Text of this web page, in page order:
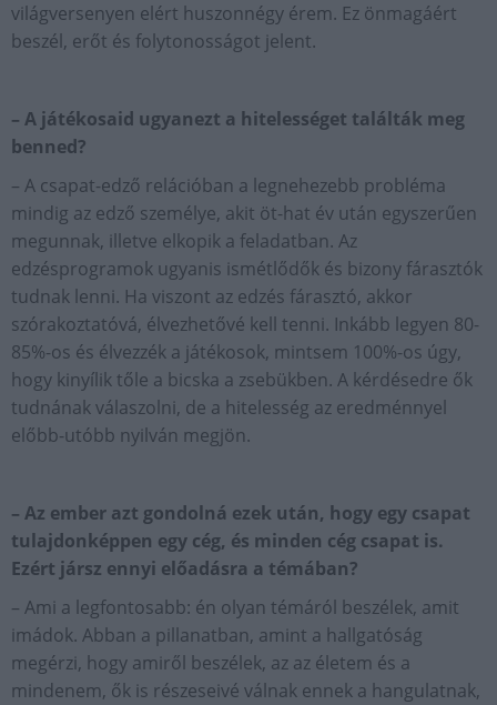
világversenyen elért huszonnégy érem. Ez önmagáért
beszél, erőt és folytonosságot jelent.
– A játékosaid ugyanezt a hitelességet találták meg
benned?
– A csapat-edző relációban a legnehezebb probléma
mindig az edző személye, akit öt-hat év után egyszerűen
megunnak, illetve elkopik a feladatban. Az
edzésprogramok ugyanis ismétlődők és bizony fárasztók
tudnak lenni. Ha viszont az edzés fárasztó, akkor
szórakoztatóvá, élvezhetővé kell tenni. Inkább legyen 80-
85%-os és élvezzék a játékosok, mintsem 100%-os úgy,
hogy kinyílik tőle a bicska a zsebükben. A kérdésedre ők
tudnának válaszolni, de a hitelesség az eredménnyel
előbb-utóbb nyilván megjön.
– Az ember azt gondolná ezek után, hogy egy csapat
tulajdonképpen egy cég, és minden cég csapat is.
Ezért jársz ennyi előadásra a témában?
– Ami a legfontosabb: én olyan témáról beszélek, amit
imádok. Abban a pillanatban, amint a hallgatóság
megérzi, hogy amiről beszélek, az az életem és a
mindenem, ők is részeseivé válnak ennek a hangulatnak,